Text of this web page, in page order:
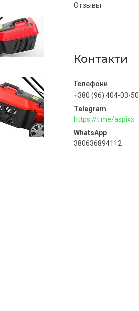
Отзывы
Контакти
+380 (96) 404-03-50
https://t.me/aspixx
380636894112